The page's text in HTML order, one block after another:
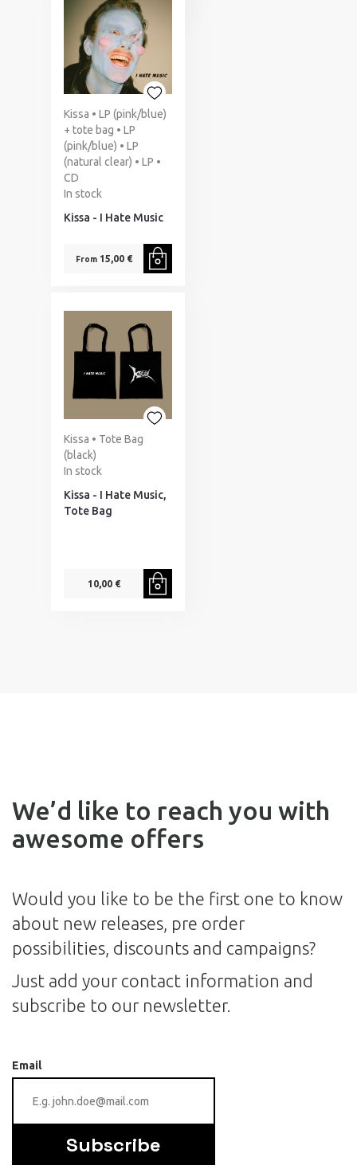
Kissa • LP (pink/blue)
+ tote bag • LP
(pink/blue) • LP
(natural clear) • LP •
CD
In stock
Kissa - I Hate Music
From15,00 €
Kissa • Tote Bag
(black)
In stock
Kissa - I Hate Music,
Tote Bag
10,00 €
We’d like to reach you with
awesome offers
Would you like to be the first one to know
about new releases, pre order
possibilities, discounts and campaigns?
Just add your contact information and
subscribe to our newsletter.
Email
Subscribe